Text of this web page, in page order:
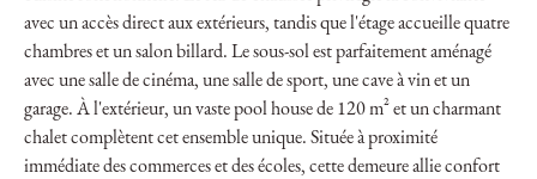
avec un accès direct aux extérieurs, tandis que l'étage accueille quatre
chambres et un salon billard. Le sous-sol est parfaitement aménagé
avec une salle de cinéma, une salle de sport, une cave à vin et un
garage. À l'extérieur, un vaste pool house de 120 m² et un charmant
chalet complètent cet ensemble unique. Située à proximité
immédiate des commerces et des écoles, cette demeure allie confort